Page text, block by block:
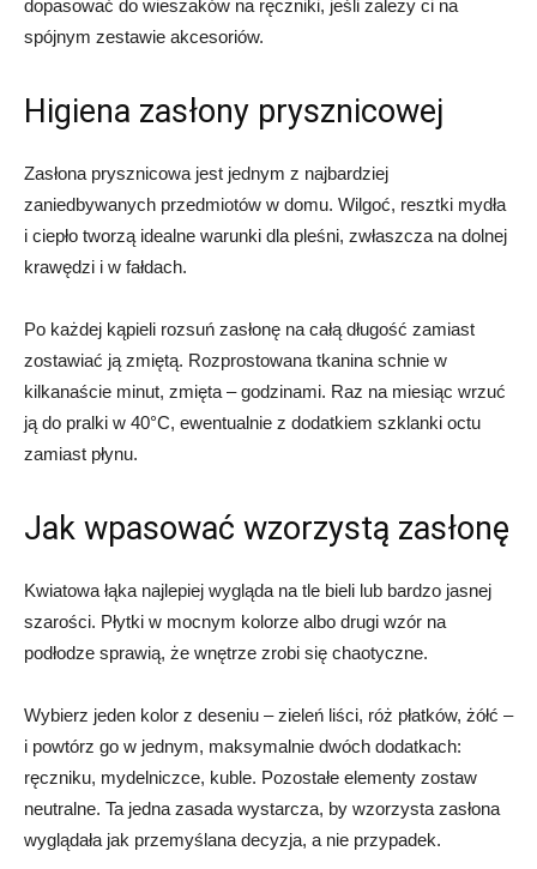
dopasować do wieszaków na ręczniki, jeśli zależy ci na
spójnym zestawie akcesoriów.
Higiena zasłony prysznicowej
Zasłona prysznicowa jest jednym z najbardziej
zaniedbywanych przedmiotów w domu. Wilgoć, resztki mydła
i ciepło tworzą idealne warunki dla pleśni, zwłaszcza na dolnej
krawędzi i w fałdach.
Po każdej kąpieli rozsuń zasłonę na całą długość zamiast
zostawiać ją zmiętą. Rozprostowana tkanina schnie w
kilkanaście minut, zmięta – godzinami. Raz na miesiąc wrzuć
ją do pralki w 40°C, ewentualnie z dodatkiem szklanki octu
zamiast płynu.
Jak wpasować wzorzystą zasłonę
Kwiatowa łąka najlepiej wygląda na tle bieli lub bardzo jasnej
szarości. Płytki w mocnym kolorze albo drugi wzór na
podłodze sprawią, że wnętrze zrobi się chaotyczne.
Wybierz jeden kolor z deseniu – zieleń liści, róż płatków, żółć –
i powtórz go w jednym, maksymalnie dwóch dodatkach:
ręczniku, mydelniczce, kuble. Pozostałe elementy zostaw
neutralne. Ta jedna zasada wystarcza, by wzorzysta zasłona
wyglądała jak przemyślana decyzja, a nie przypadek.